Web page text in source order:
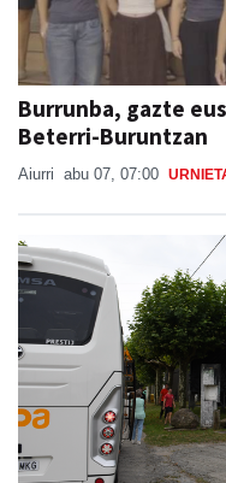
Burrunba, gazte
Beterri-Buruntzan
Aiurri abu 07, 07:00